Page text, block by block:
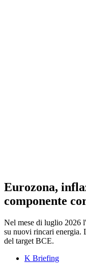
Eurozona,
componente
Nel mese di luglio 2026
su nuovi rincari energia.
del target BCE.
K Briefing